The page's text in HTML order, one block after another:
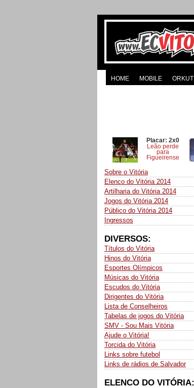
HOME MOBILE ORKUT
Placar: 2x0
Leão perde
para
Figueirense
Sobre o Vitória
Elenco do Vitória 2014
Artilharia do Vitória 2014
Jogos do Vitória 2014
Público do Vitória 2014
Ingressos
DIVERSOS:
Títulos do Vitória
Hinos do Vitória
Esportes Olímpicos
Músicas do Vitória
Escudos do Vitória
Dirigentes do Vitória
Lista de Conselheiros
Tabelas de jogos do Vitória
SMV - Sou Mais Vitória
Ajude o Vitória!
Torcida do Vitória
Links sobre futebol
Links de rádios de Salvador
ELENCO DO VITÓRIA: